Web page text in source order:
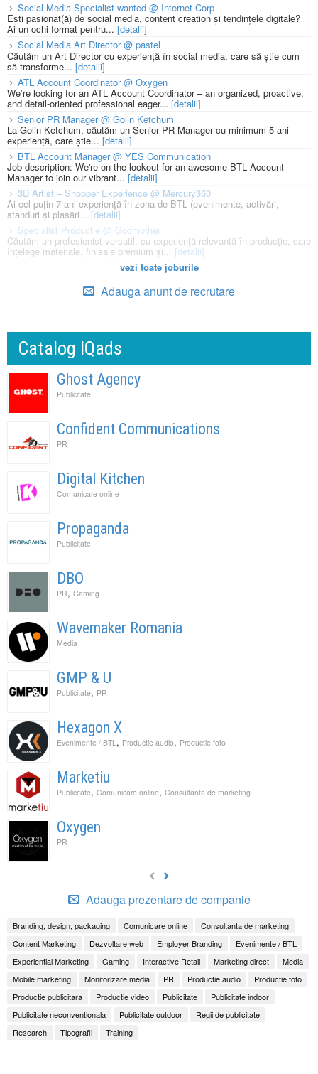
Social Media Specialist wanted @ Internet Corp
Ești pasionat(ă) de social media, content creation și tendințele digitale?
Ai un ochi format pentru... [detalii]
Social Media Art Director @ pastel
Căutăm un Art Director cu experiență în social media, care să știe cum
să transforme... [detalii]
ATL Account Coordinator @ Oxygen
We’re looking for an ATL Account Coordinator – an organized, proactive,
and detail-oriented professional eager... [detalii]
Senior PR Manager @ Golin Ketchum
La Golin Ketchum, căutăm un Senior PR Manager cu minimum 5 ani
experiență, care știe... [detalii]
BTL Account Manager @ YES Communication
Job description: We're on the lookout for an awesome BTL Account
Manager to join our vibrant... [detalii]
3D Artist – Shopper Experience @ Mercury360
Ai cel puțin 7 ani experiență în zona de BTL (evenimente, activări,
standuri și plasări...[detalii]
Specialist Productie @ Godmother
Căutăm un profesionist versatil, cu experiență relevantă în producție, care
înțelege materiale, finisaje premium și... [detalii]
vezi toate joburile
Adauga anunt de recrutare
Catalog IQads
Ghost Agency
Publicitate
Confident Communications
PR
Digital Kitchen
Comunicare online
Propaganda
Publicitate
DBO
PR, Gaming
Wavemaker Romania
Media
GMP & U
Publicitate, PR
Hexagon X
Evenimente / BTL, Productie audio, Productie foto
Marketiu
Publicitate, Comunicare online, Consultanta de marketing
Oxygen
PR
Adauga prezentare de companie
Branding, design, packaging Comunicare online
Consultanta de marketing
Content Marketing
Dezvoltare web Employer Branding
Evenimente / BTL
Experiential Marketing
Gaming Interactive Retail Marketing direct
Media
Mobile marketing
Monitorizare media PR Productie audio
Productie foto
Productie publicitara
Productie video Publicitate
Publicitate indoor
Publicitate neconventionala
Publicitate outdoor
Regii de publicitate
Research
Tipografii Training